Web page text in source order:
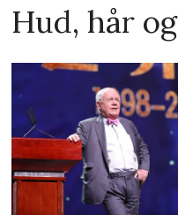
Hud, hår